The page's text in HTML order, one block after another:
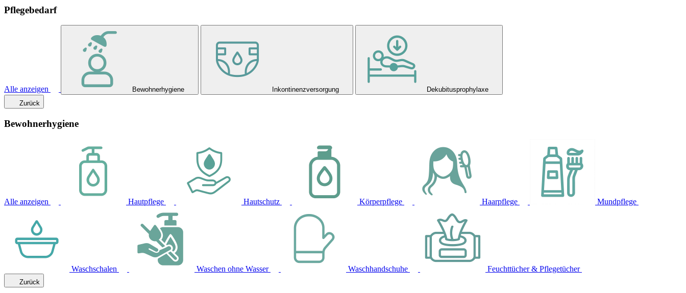
Pflegebedarf
Alle anzeigen Bewohnerhygiene Inkontinenzversorgung
Dekubitusprophylaxe
Zurück
Bewohnerhygiene
Alle anzeigen Hautpflege Hautschutz Körperpflege Haarpflege Mundpflege
Waschschalen Waschen ohne Wasser Waschhandschuhe Feuchttücher & Pflegetücher
Zurück